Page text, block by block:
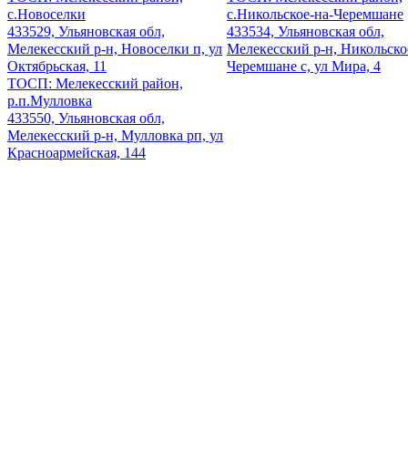
с.Новоселки
433529, Ульяновская обл,
Мелекесский р-н, Новоселки п, ул
Октябрьская, 11
с.Никольское-на-Черемшане
433534, Ульяновская обл,
Мелекесский р-н,
Черемшане с, ул Мира, 4
ТОСП: Мелекесский район,
р.п.Мулловка
433550, Ульяновская обл,
Мелекесский р-н, Мулловка рп, ул
Красноармейская, 144